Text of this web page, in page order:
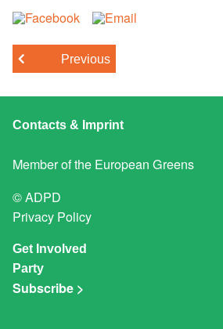
Previous
Contacts & Imprint
Member of the European Greens
© ADPD
Privacy Policy
Get Involved
Party
Subscribe >